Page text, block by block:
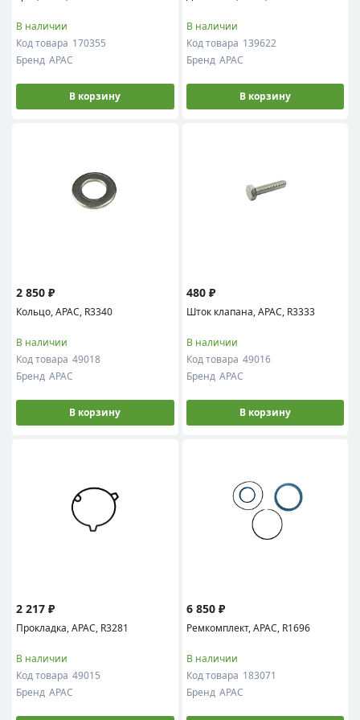
В наличии
Код товара 170355
Бренд APAC
В корзину
В наличии
Код товара 139622
Бренд APAC
В корзину
2 850 ₽
Кольцо, APAC, R3340
В наличии
Код товара 49018
Бренд APAC
В корзину
480 ₽
Шток клапана, APAC, R3333
В наличии
Код товара 49016
Бренд APAC
В корзину
2 217 ₽
Прокладка, APAC, R3281
В наличии
Код товара 49015
Бренд APAC
6 850 ₽
Ремкомплект, APAC, R1696
В наличии
Код товара 183071
Бренд APAC